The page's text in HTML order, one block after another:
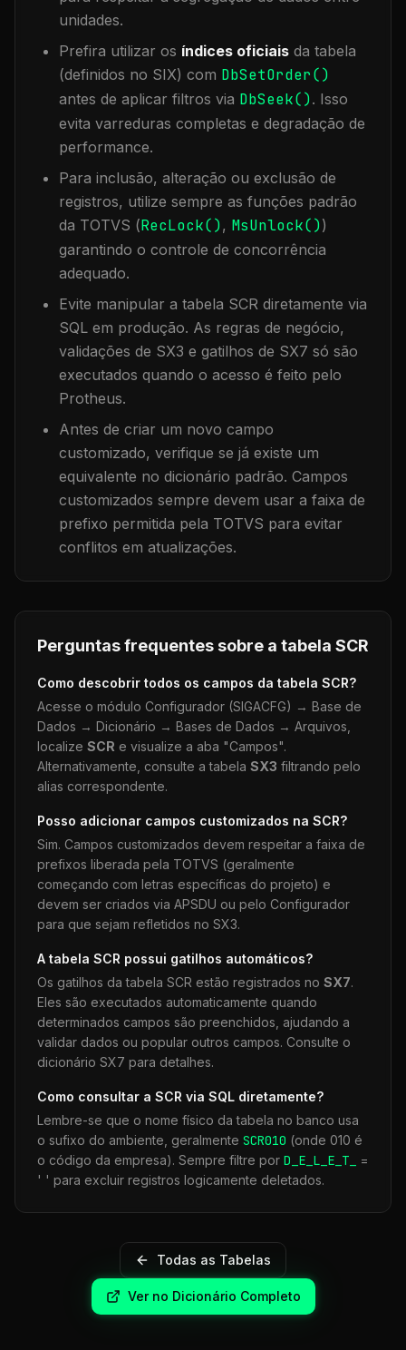
unidades.
Prefira utilizar os índices oficiais da tabela
(definidos no SIX) com DbSetOrder()
antes de aplicar filtros via DbSeek(). Isso
evita varreduras completas e degradação de
performance.
Para inclusão, alteração ou exclusão de
registros, utilize sempre as funções padrão
da TOTVS (RecLock(), MsUnlock())
garantindo o controle de concorrência
adequado.
Evite manipular a tabela SCR diretamente via
SQL em produção. As regras de negócio,
validações de SX3 e gatilhos de SX7 só são
executados quando o acesso é feito pelo
Protheus.
Antes de criar um novo campo
customizado, verifique se já existe um
equivalente no dicionário padrão. Campos
customizados sempre devem usar a faixa de
prefixo permitida pela TOTVS para evitar
conflitos em atualizações.
Perguntas frequentes sobre a tabela SCR
Como descobrir todos os campos da tabela SCR?
Acesse o módulo Configurador (SIGACFG) → Base de
Dados → Dicionário → Bases de Dados → Arquivos,
localize SCR e visualize a aba "Campos".
Alternativamente, consulte a tabela SX3 filtrando pelo
alias correspondente.
Posso adicionar campos customizados na SCR?
Sim. Campos customizados devem respeitar a faixa de
prefixos liberada pela TOTVS (geralmente
começando com letras específicas do projeto) e
devem ser criados via APSDU ou pelo Configurador
para que sejam refletidos no SX3.
A tabela SCR possui gatilhos automáticos?
Os gatilhos da tabela SCR estão registrados no SX7.
Eles são executados automaticamente quando
determinados campos são preenchidos, ajudando a
validar dados ou popular outros campos. Consulte o
dicionário SX7 para detalhes.
Como consultar a SCR via SQL diretamente?
Lembre-se que o nome físico da tabela no banco usa
o sufixo do ambiente, geralmente SCR010 (onde 010 é
o código da empresa). Sempre filtre por D_E_L_E_T_
=
' ' para excluir registros logicamente deletados.
Todas as Tabelas
Ver no Dicionário Completo